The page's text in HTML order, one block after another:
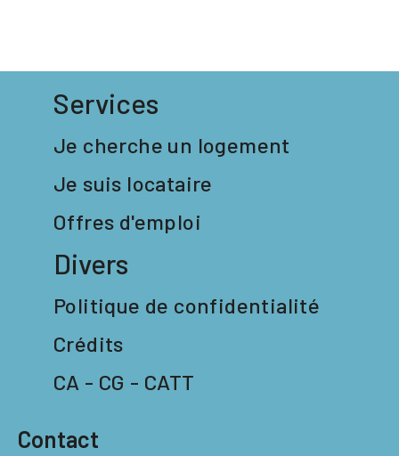
Services
Je cherche un logement
Je suis locataire
Offres d'emploi
Divers
Politique de confidentialité
Crédits
CA - CG - CATT
Contact